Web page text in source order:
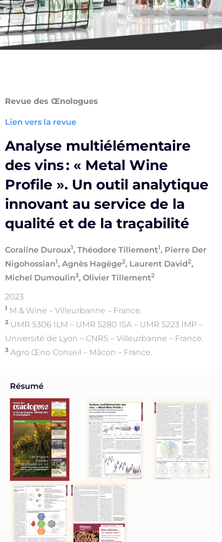
Revue des Œnologues
Lien vers la revue
Analyse multiélémentaire
des vins : « Metal Wine
Profile ». Un outil analytique
innovant au service de la
qualité et de la traçabilité
Coraline Duroux1, Théodore Tillement1, Pierre Der
Nigohossian1, Agnès Hagège2, Laurent David2,
Michel Dumoulin3, Olivier Tillement2
2023
1 M & Wine – Villeurbanne – France.
2 UMR 5306 ILM – UMR 5280 ISA – UMR 5223 IMP –
Université de Lyon – CNRS – Villeurbanne – France.
3 Agro Œno Conseil – Mâcon – France.
Résumé